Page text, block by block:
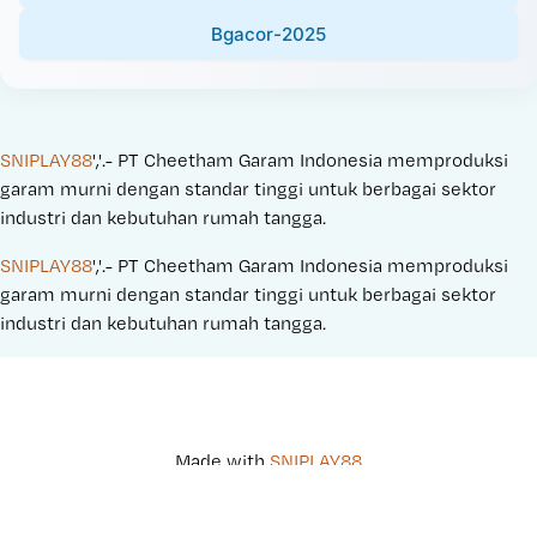
Bgacor-2025
SNIPLAY88','.- PT Cheetham Garam Indonesia memproduksi
garam murni dengan standar tinggi untuk berbagai sektor
industri dan kebutuhan rumah tangga.
SNIPLAY88','.- PT Cheetham Garam Indonesia memproduksi
garam murni dengan standar tinggi untuk berbagai sektor
industri dan kebutuhan rumah tangga.
Made with SNIPLAY88